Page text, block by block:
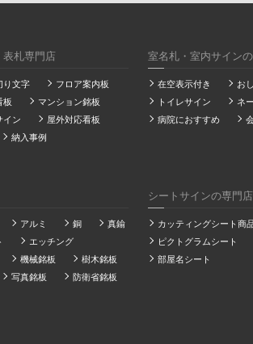
表札専門店
り文字
フロア案内板
板
マンション銘板
イン
屋外対応看板
納入事例
室名札・室内サイン
在空表示付き
お
トイレサイン
ネ
病院におすすめ
アルミ 銅
真鍮
エッチング
機械銘板
樹木銘板
写真銘板 防衛省銘板
シートサインの専門店
カッティングシート商
ピクトグラムシート
部屋名シート